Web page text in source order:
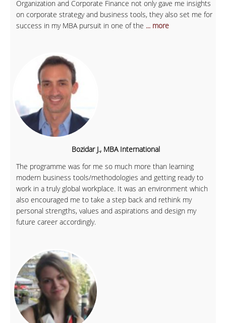
Organization and Corporate Finance not only gave me insights
on corporate strategy and business tools, they also set me for
success in my MBA pursuit in one of the ... more
Bozidar J., MBA International
The programme was for me so much more than learning
modern business tools/methodologies and getting ready to
work in a truly global workplace. It was an environment which
also encouraged me to take a step back and rethink my
personal strengths, values and aspirations and design my
future career accordingly.